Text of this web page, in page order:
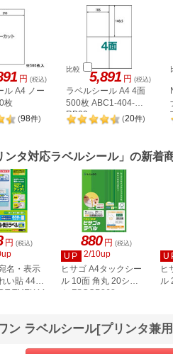
円 (税込)
ル A4 ノー
枚
(98件)
比較 5,891 円 (税込)
ラベルシール A4 4面
500枚 ABC1-404-
RB09
(20件)
ンタ対応ラベルシール」の新着
円 (税込)
名・表示
い貼 44面
TMEX44
880 円 (税込)
UP
2/10up
ヒサゴ A4タックシー
ル 10面 角丸 20シー
ト FSCOP868
ヒ
ル
ン ラベルシール[プリンタ兼